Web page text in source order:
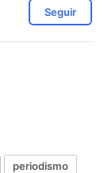
Seguir
periodismo